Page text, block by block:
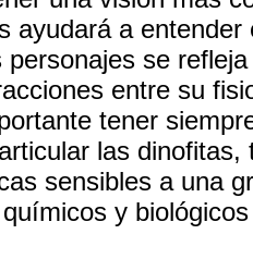
ayudará a entender
personajes se
entre su
tener
las dinofitas,
sensibles a una
y